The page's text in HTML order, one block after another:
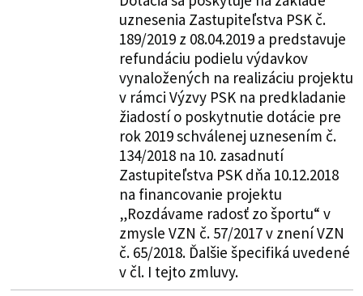
uznesenia Zastupiteľstva PSK č.
189/2019 z 08.04.2019 a predstavuje
refundáciu podielu výdavkov
vynaložených na realizáciu projektu
v rámci Výzvy PSK na predkladanie
žiadostí o poskytnutie dotácie pre
rok 2019 schválenej uznesením č.
134/2018 na 10. zasadnutí
Zastupiteľstva PSK dňa 10.12.2018
na financovanie projektu
„Rozdávame radosť zo športu“ v
zmysle VZN č. 57/2017 v znení VZN
č. 65/2018. Ďalšie špecifiká uvedené
v čl. I tejto zmluvy.